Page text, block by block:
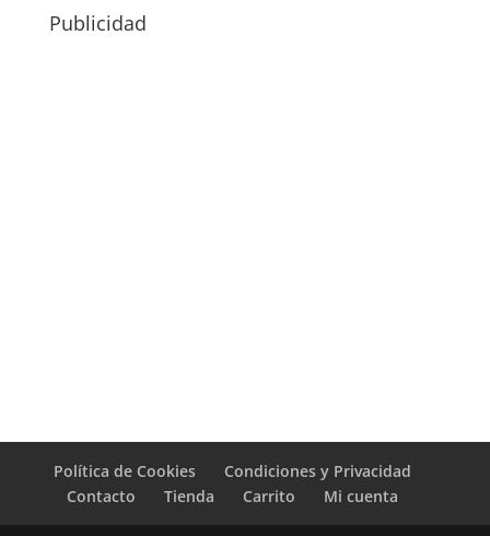
Publicidad
Política de Cookies
Condiciones y Privacidad
Contacto
Tienda Carrito Mi cuenta